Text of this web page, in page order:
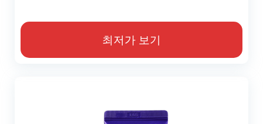
최저가 보기